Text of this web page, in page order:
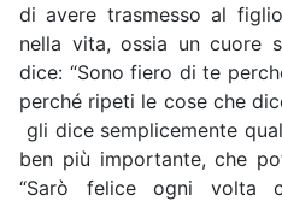
di avere trasmesso al
nella vita, ossia un cuore
dice: “Sono fiero di te
perché ripeti le cose che
gli dice semplicemente
ben più importante, che
“Sarò felice ogni volta